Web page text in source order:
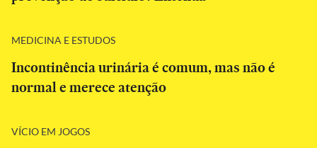
MEDICINA E ESTUDOS
Incontinência urinária é comum, mas não é
normal e merece atenção
VÍCIO EM JOGOS